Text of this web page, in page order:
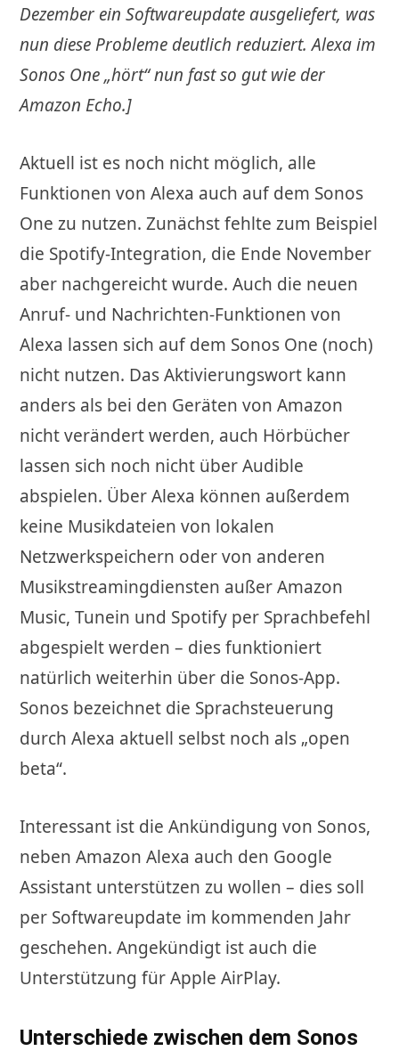
Dezember ein Softwareupdate ausgeliefert, was
nun diese Probleme deutlich reduziert. Alexa im
Sonos One „hört“ nun fast so gut wie der
Amazon Echo.]
Aktuell ist es noch nicht möglich, alle
Funktionen von Alexa auch auf dem Sonos
One zu nutzen. Zunächst fehlte zum Beispiel
die Spotify-Integration, die Ende November
aber nachgereicht wurde. Auch die neuen
Anruf- und Nachrichten-Funktionen von
Alexa lassen sich auf dem Sonos One (noch)
nicht nutzen. Das Aktivierungswort kann
anders als bei den Geräten von Amazon
nicht verändert werden, auch Hörbücher
lassen sich noch nicht über Audible
abspielen. Über Alexa können außerdem
keine Musikdateien von lokalen
Netzwerkspeichern oder von anderen
Musikstreamingdiensten außer Amazon
Music, Tunein und Spotify per Sprachbefehl
abgespielt werden – dies funktioniert
natürlich weiterhin über die Sonos-App.
Sonos bezeichnet die Sprachsteuerung
durch Alexa aktuell selbst noch als „open
beta“.
Interessant ist die Ankündigung von Sonos,
neben Amazon Alexa auch den Google
Assistant unterstützen zu wollen – dies soll
per Softwareupdate im kommenden Jahr
geschehen. Angekündigt ist auch die
Unterstützung für Apple AirPlay.
Unterschiede zwischen dem Sonos